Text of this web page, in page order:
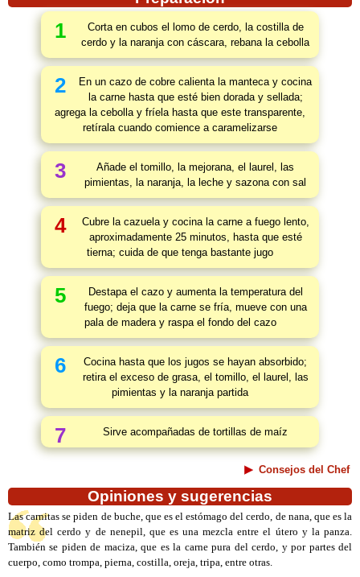
1
Corta en cubos el lomo de cerdo, la costilla de
cerdo y la naranja con cáscara, rebana la cebolla
2
En un cazo de cobre calienta la manteca y cocina
la carne hasta que esté bien dorada y sellada;
agrega la cebolla y fríela hasta que este transparente,
retírala cuando comience a caramelizarse
3
Añade el tomillo, la mejorana, el laurel, las
pimientas, la naranja, la leche y sazona con sal
4
Cubre la cazuela y cocina la carne a fuego lento,
aproximadamente 25 minutos, hasta que esté
tierna; cuida de que tenga bastante jugo
5
Destapa el cazo y aumenta la temperatura del
fuego; deja que la carne se fría, mueve con una
pala de madera y raspa el fondo del cazo
6
Cocina hasta que los jugos se hayan absorbido;
retira el exceso de grasa, el tomillo, el laurel, las
pimientas y la naranja partida
7 Sirve acompañadas de tortillas de maíz
Consejos del Chef
Opiniones y sugerencias
Las carnitas se piden de buche, que es el estómago del cerdo, de nana, que es la
matriz del cerdo y de nenepil, que es una mezcla entre el útero y la panza.
También se piden de maciza, que es la carne pura del cerdo, y por partes del
cuerpo, como trompa, pierna, costilla, oreja, tripa, entre otras.